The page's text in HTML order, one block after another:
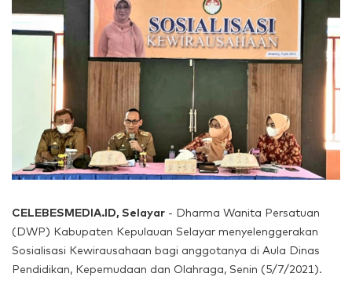
CELEBESMEDIA.ID, Selayar - Dharma Wanita Persatuan
(DWP) Kabupaten Kepulauan Selayar menyelenggerakan
Sosialisasi Kewirausahaan bagi anggotanya di Aula Dinas
Pendidikan, Kepemudaan dan Olahraga, Senin (5/7/2021).